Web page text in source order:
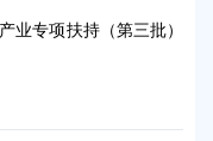
业专项扶持（第三批）